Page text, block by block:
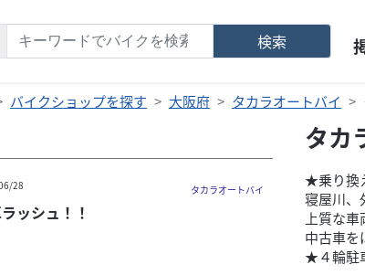
検索
バイクショップを探す 大阪府 タカラオートバイ
28 タカラオートバイ
ッシュ！！
タカ
★乗り換
寝屋川、
上質な
中古車
★４輪駐